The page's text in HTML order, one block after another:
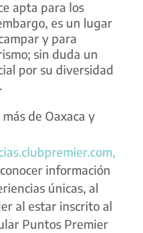
apta para los
es un lugar
y para
sin duda un
por su diversidad
de Oaxaca y
información
únicas, al
al estar inscrito al
Puntos Premier